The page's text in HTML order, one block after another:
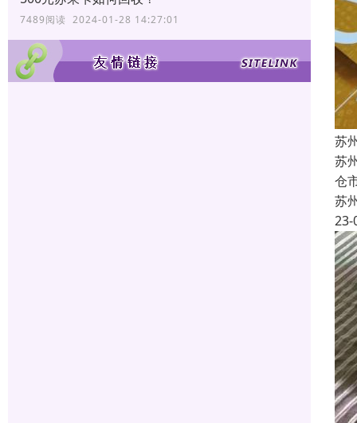
7489阅读 2024-01-28 14:27:01
苏
苏
仓
苏
23-